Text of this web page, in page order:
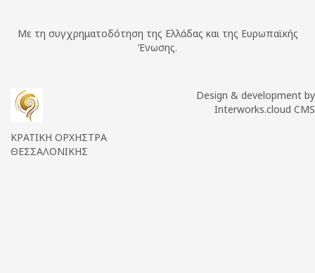
Με τη συγχρηματοδότηση της Ελλάδας και της Ευρωπαϊκής
Ένωσης.
ΚΡΑΤΙΚΗ ΟΡΧΗΣΤΡΑ
ΘΕΣΣΑΛΟΝΙΚΗΣ
Design & development by
Interworks.cloud CMS